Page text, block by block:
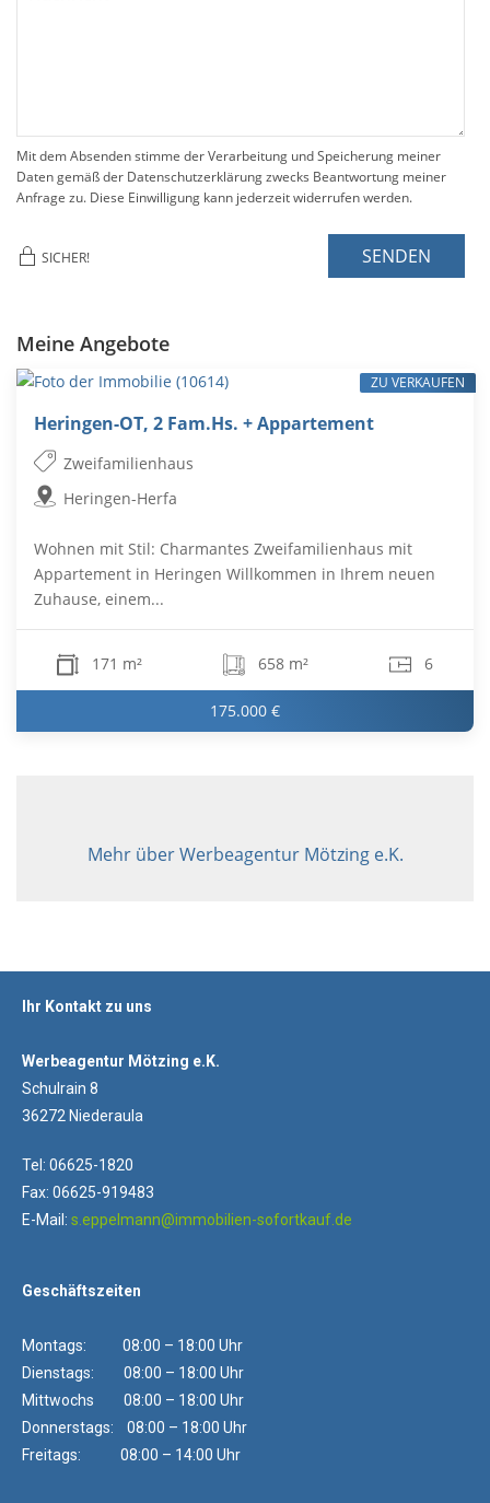
Mit dem Absenden stimme der Verarbeitung und Speicherung meiner
Daten gemäß der Datenschutzerklärung zwecks Beantwortung meiner
Anfrage zu. Diese Einwilligung kann jederzeit widerrufen werden.
SICHER! SENDEN
Meine Angebote
Heringen-OT, 2 Fam.Hs. + Appartement
Zweifamilienhaus
Heringen-Herfa
Wohnen mit Stil: Charmantes Zweifamilienhaus mit
Appartement in Heringen Willkommen in Ihrem neuen
Zuhause, einem...
171 m² 658 m² 6
175.000 €
ZU VERKAUFEN
Mehr über Werbeagentur Mötzing e.K.
Ihr Kontakt zu uns
Werbeagentur Mötzing e.K.
Schulrain 8
36272 Niederaula
Tel: 06625-1820
Fax: 06625-919483
E-Mail: s.eppelmann@immobilien-sofortkauf.de
Geschäftszeiten
Montags: 08:00 – 18:00 Uhr
Dienstags: 08:00 – 18:00 Uhr
Mittwochs 08:00 – 18:00 Uhr
Donnerstags: 08:00 – 18:00 Uhr
Freitags: 08:00 – 14:00 Uhr